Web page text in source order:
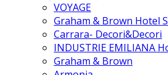
VOYAGE
Graham & Brown Hotel
Carrara- Decori&Decori
INDUSTRIE EMILIANA
Graham & Brown